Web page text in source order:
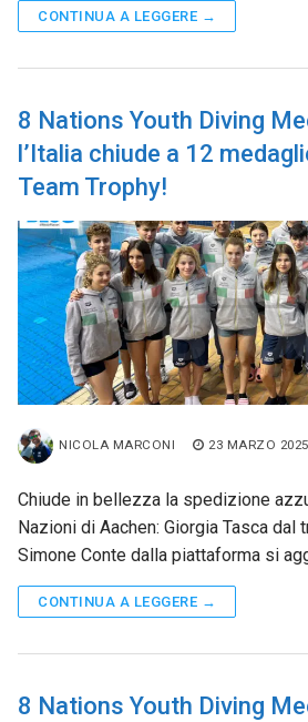
CONTINUA A LEGGERE →
8 Nations Youth Diving
l’Italia chiude a 12
Team Trophy!
NICOLA MARCONI 23 MARZO 2025
Chiude in bellezza la spedizione
Nazioni di Aachen: Giorgia Tasca dal
Simone Conte dalla piattaforma si
CONTINUA A LEGGERE →
8 Nations Youth Diving